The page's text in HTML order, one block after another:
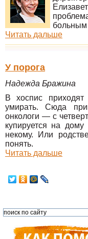
больным
Читать дальше
У порога
Надежда Бражина
В хоспис
умирать. Сюда
онкологи — с
купируется на
некому. Или
понять.
Читать дальше